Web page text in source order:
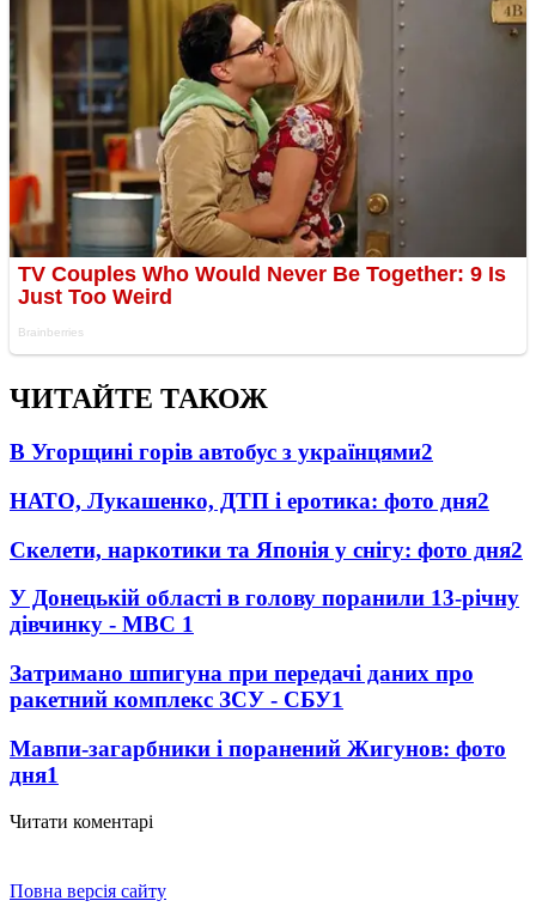
ЧИТАЙТЕ ТАКОЖ
В Угорщині горів автобус з українцями2
НАТО, Лукашенко, ДТП і еротика: фото дня2
Скелети, наркотики та Японія у снігу: фото дня2
У Донецькій області в голову поранили 13-річну
дівчинку - МВС 1
Затримано шпигуна при передачі даних про
ракетний комплекс ЗСУ - СБУ1
Мавпи-загарбники і поранений Жигунов: фото
дня1
Читати коментарі
Повна версія сайту